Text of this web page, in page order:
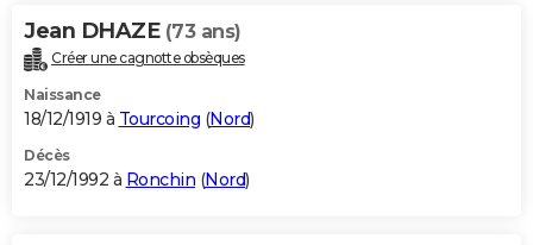
Jean DHAZE (73 ans)
Créer une cagnotte obsèques
Naissance
18/12/1919 à Tourcoing (Nord)
Décès
23/12/1992 à Ronchin (Nord)